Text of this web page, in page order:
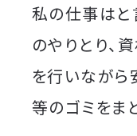
私の仕事はと
のやりとり、
を行いなが
等のゴミをま